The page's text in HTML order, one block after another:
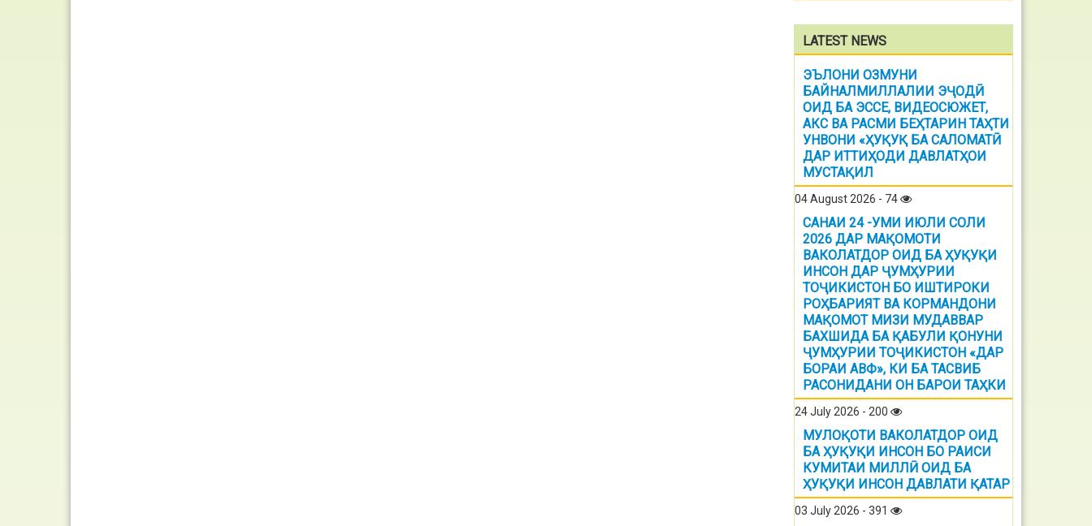
LATEST NEWS
ЭЪЛОНИ ОЗМУНИ
БАЙНАЛМИЛЛАЛИИ ЭҶОДӢ
ОИД БА ЭССЕ, ВИДЕОСЮЖЕТ,
АКС ВА РАСМИ БЕҲТАРИН ТАҲТИ
УНВОНИ «ҲУҚУҚ БА САЛОМАТӢ
ДАР ИТТИҲОДИ ДАВЛАТҲОИ
МУСТАҚИЛ
04 August 2026 - 74
САНАИ 24 -УМИ ИЮЛИ СОЛИ
2026 ДАР МАҚОМОТИ
ВАКОЛАТДОР ОИД БА ҲУҚУҚИ
ИНСОН ДАР ҶУМҲУРИИ
ТОҶИКИСТОН БО ИШТИРОКИ
РОҲБАРИЯТ ВА КОРМАНДОНИ
МАҚОМОТ МИЗИ МУДАВВАР
БАХШИДА БА ҚАБУЛИ ҚОНУНИ
ҶУМҲУРИИ ТОҶИКИСТОН «ДАР
БОРАИ АВФ», КИ БА ТАСВИБ
РАСОНИДАНИ ОН БАРОИ ТАҲКИ
24 July 2026 - 200
МУЛОҚОТИ ВАКОЛАТДОР ОИД
БА ҲУҚУҚИ ИНСОН БО РАИСИ
КУМИТАИ МИЛЛӢ ОИД БА
ҲУҚУҚИ ИНСОН ДАВЛАТИ ҚАТАР
03 July 2026 - 391